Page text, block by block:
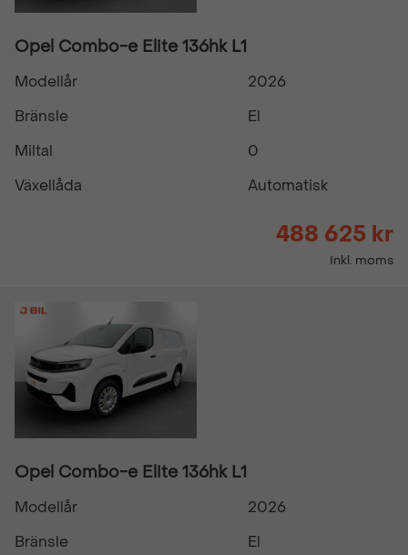
Opel Combo-e Elite 136hk L1
Modellår
2026
Bränsle
El
Miltal
0
Växellåda
Automatisk
488 625 kr
Inkl. moms
Opel Combo-e Elite 136hk L1
Modellår
2026
Bränsle
El